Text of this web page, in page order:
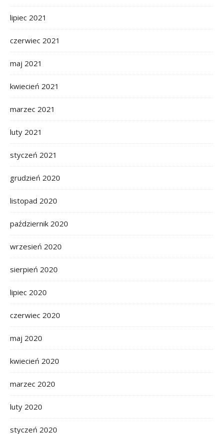
lipiec 2021
czerwiec 2021
maj 2021
kwiecień 2021
marzec 2021
luty 2021
styczeń 2021
grudzień 2020
listopad 2020
październik 2020
wrzesień 2020
sierpień 2020
lipiec 2020
czerwiec 2020
maj 2020
kwiecień 2020
marzec 2020
luty 2020
styczeń 2020